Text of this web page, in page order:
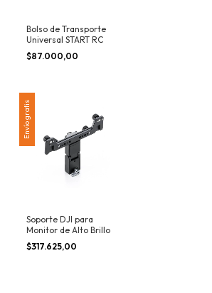
Bolso de Transporte
Universal START RC
$87.000,00
Envío gratis
Soporte DJI para
Monitor de Alto Brillo
$317.625,00